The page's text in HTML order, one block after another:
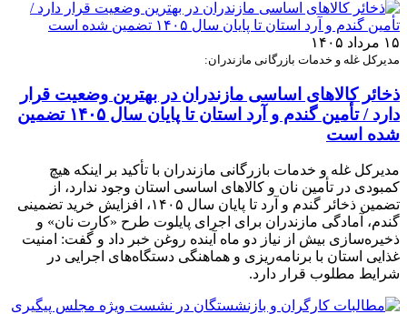
۱۵ مرداد ۱۴۰۵
مدیرکل غله و خدمات بازرگانی مازندران:
ذخائر کالاهای اساسی مازندران در بهترین وضعیت قرار
دارد / تأمین گندم و آرد استان تا پایان سال ۱۴۰۵ تضمین
شده است
مدیرکل غله و خدمات بازرگانی مازندران با تأکید بر اینکه هیچ
کمبودی در تأمین نان و کالاهای اساسی استان وجود ندارد، از
تضمین ذخائر گندم و آرد تا پایان سال ۱۴۰۵، افزایش خرید تضمینی
گندم، آمادگی مازندران برای اجرای پایلوت طرح «کارت نان» و
ذخیره‌سازی بیش از نیاز دو ماه آینده روغن خبر داد و گفت: امنیت
غذایی استان با برنامه‌ریزی و هماهنگی دستگاه‌های اجرایی در
شرایط مطلوب قرار دارد.